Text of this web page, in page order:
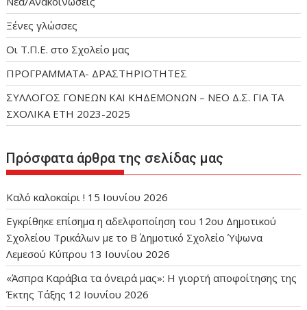
Ξένες γλώσσες
Οι Τ.Π.Ε. στο Σχολείο μας
ΠΡΟΓΡΑΜΜΑΤΑ- ΔΡΑΣΤΗΡΙΟΤΗΤΕΣ
ΣΥΛΛΟΓΟΣ ΓΟΝΕΩΝ ΚΑΙ ΚΗΔΕΜΟΝΩΝ – ΝΕΟ Δ.Σ. ΓΙΑ ΤΑ
ΣΧΟΛΙΚΑ ΕΤΗ 2023-2025
Πρόσφατα άρθρα της σελίδας μας
Καλό καλοκαίρι ! 15 Ιουνίου 2026
Εγκρίθηκε επίσημα η αδελφοποίηση του 12ου Δημοτικού
Σχολείου Τρικάλων με το Β΄ Δημοτικό Σχολείο Ύψωνα
Λεμεσού Κύπρου 13 Ιουνίου 2026
«Άσπρα Καράβια τα όνειρά μας»: Η γιορτή αποφοίτησης της
Έκτης Τάξης 12 Ιουνίου 2026